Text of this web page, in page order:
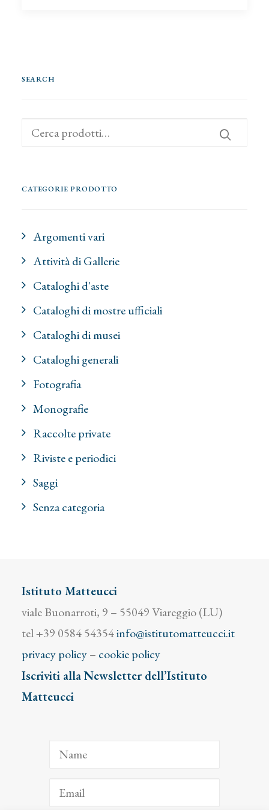
SEARCH
Cerca:
CATEGORIE PRODOTTO
Argomenti vari
Attività di Gallerie
Cataloghi d'aste
Cataloghi di mostre ufficiali
Cataloghi di musei
Cataloghi generali
Fotografia
Monografie
Raccolte private
Riviste e periodici
Saggi
Senza categoria
Istituto Matteucci
viale Buonarroti, 9 – 55049 Viareggio (LU)
tel +39 0584 54354info@istitutomatteucci.it
privacy policy– cookie policy
Iscriviti alla Newsletter dell’Istituto
Matteucci